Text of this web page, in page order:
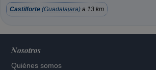
Castilforte (Guadalajara) a 13 km
Nosotros
Quiénes somos